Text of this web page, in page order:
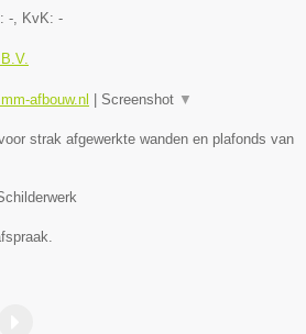
-, KvK: -
afbouw.nl Screenshot ▼
strak afgewerkte wanden en plafonds van